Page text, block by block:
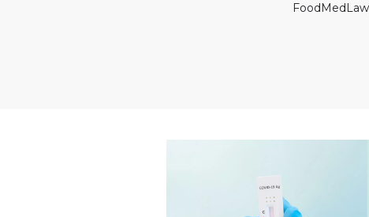
FoodMedLaw